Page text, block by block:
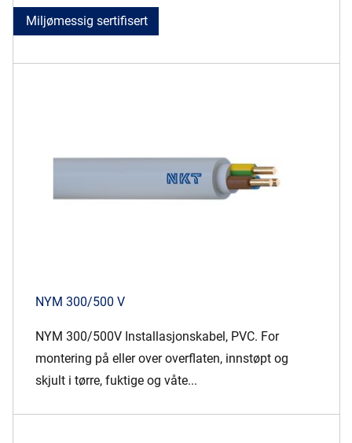
Miljømessig sertifisert
NYM 300/500 V
NYM 300/500V Installasjonskabel, PVC. For
montering på eller over overflaten, innstøpt og
skjult i tørre, fuktige og våte...